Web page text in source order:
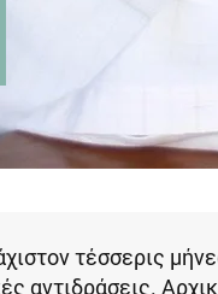
τέσσερις
αντιδράσεις.